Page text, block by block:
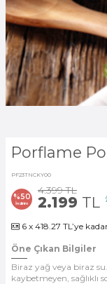
Porflame
PF23TNCKY00
%50
İndirim
4.399TL
2.199 TL
6 x 418.27 TL’ye
Öne Çıkan Bilgiler
Biraz yağ veya biraz
kaybetmeyen, sağlıklı